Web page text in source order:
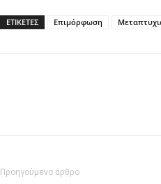
ΕΤΙΚΕΤΕΣ Επιμόρφωση
Προηγούμενο άρθρο